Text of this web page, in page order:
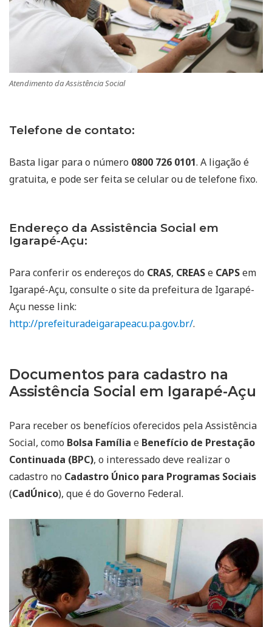
Atendimento da Assistência Social
Telefone de contato:
Basta ligar para o número 0800 726 0101. A ligação é
gratuita, e pode ser feita se celular ou de telefone fixo.
Endereço da Assistência Social em
Igarapé-Açu:
Para conferir os endereços do CRAS, CREASe CAPSem
Igarapé-Açu, consulte o site da prefeitura de Igarapé-
Açu nesse link:
http://prefeituradeigarapeacu.pa.gov.br/.
Documentos para cadastro na
Assistência Social em Igarapé-Açu
Para receber os benefícios oferecidos pela Assistência
Social, como Bolsa Família e Benefício de Prestação
Continuada (BPC), o interessado deve realizar o
cadastro no Cadastro Único para Programas Sociais
(CadÚnico), que é do Governo Federal.